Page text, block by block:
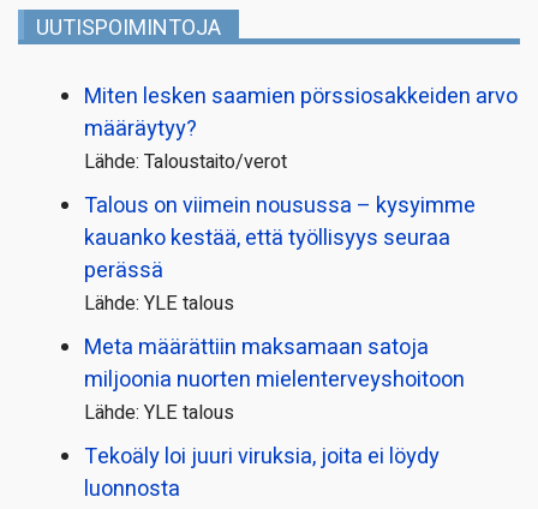
UUTISPOIMINTOJA
Miten lesken saamien pörssi­osakkeiden arvo
määräytyy?
Lähde: Taloustaito/verot
Talous on viimein nousussa – kysyimme
kauanko kestää, että työllisyys seuraa
perässä
Lähde: YLE talous
Meta määrättiin maksamaan satoja
miljoonia nuorten mielenterveyshoitoon
Lähde: YLE talous
Tekoäly loi juuri viruksia, joita ei löydy
luonnosta